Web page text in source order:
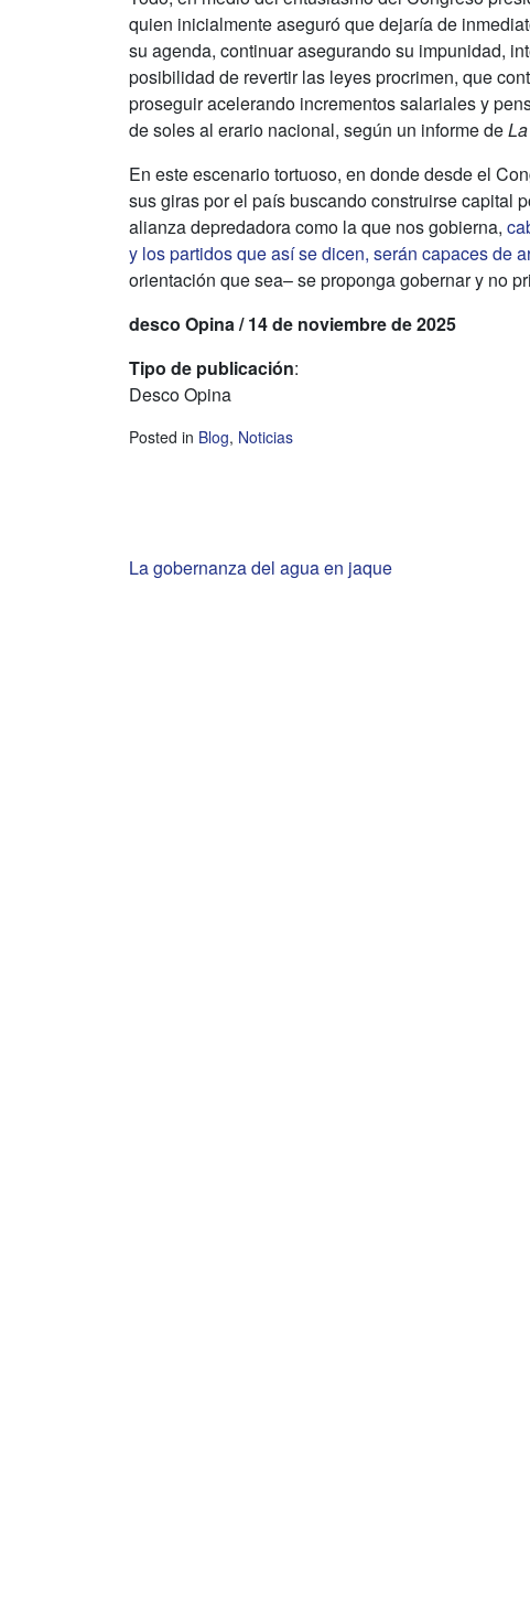
quien inicialmente aseguró que dejaría de
su agenda, continuar asegurando su impunidad,
posibilidad de revertir las leyes procrimen, que
proseguir acelerando incrementos salariales y
de soles al erario nacional, según un informe de
En este escenario tortuoso, en donde desde el
sus giras por el país buscando construirse capital
alianza depredadora como la que nos gobierna,
y los partidos que así se dicen, serán capaces de
orientación que sea– se proponga gobernar y no
desco Opina / 14 de noviembre de 2025
Tipo de publicación:
Desco Opina
Posted in Blog, Noticias
Navegación
La gobernanza del agua en jaque